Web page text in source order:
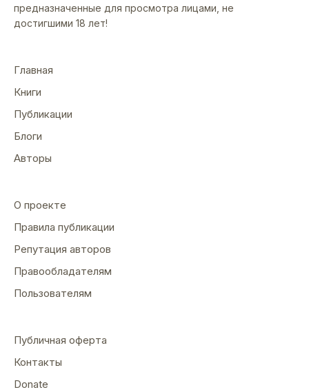
предназначенные для просмотра лицами, не
достигшими 18 лет!
Главная
Книги
Публикации
Блоги
Авторы
О проекте
Правила публикации
Репутация авторов
Правообладателям
Пользователям
Публичная оферта
Контакты
Donate